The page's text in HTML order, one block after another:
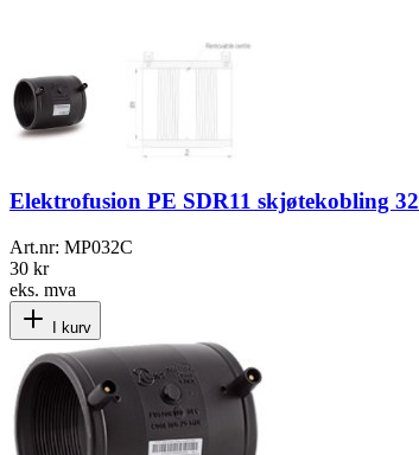
Elektrofusion PE SDR11 skjøtekobling 32
Art.nr: MP032C
30 kr
eks. mva
I kurv